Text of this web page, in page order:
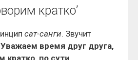
кратко’
сат-санги. Звучит
Уважаем время друг друга,